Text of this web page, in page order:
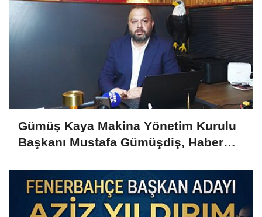
Gümüş Kaya Makina Yönetim Kurulu
Başkanı Mustafa Gümüşdiş, Haber